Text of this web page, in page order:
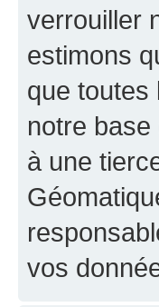
verrouiller
estimons
que toutes
notre
à une
vos